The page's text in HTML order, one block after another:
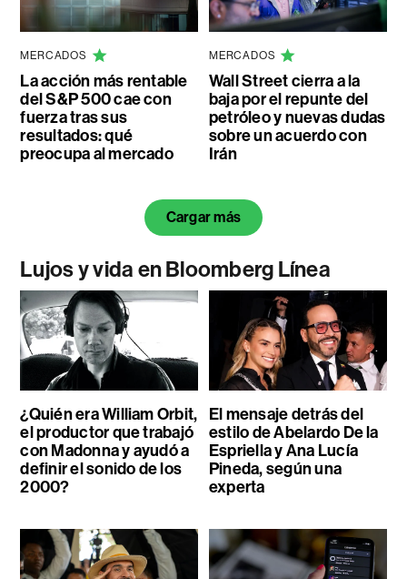
MERCADOS
La acción más rentable
del S&P 500 cae con
fuerza tras sus
resultados: qué
preocupa al mercado
MERCADOS
Wall Street cierra a la
baja por el repunte del
petróleo y nuevas dudas
sobre un acuerdo con
Irán
Cargar más
Lujos y vida en Bloomberg Línea
¿Quién era William Orbit,
el productor que trabajó
con Madonna y ayudó a
definir el sonido de los
2000?
El mensaje detrás del
estilo de Abelardo De la
Espriella y Ana Lucía
Pineda, según una
experta